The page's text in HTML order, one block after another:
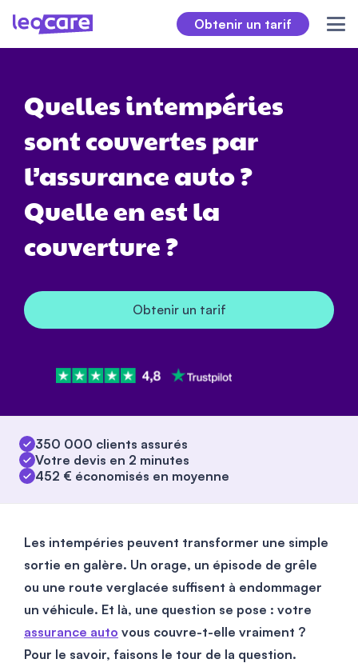
Obtenir un tarif
Quelles intempéries
sont couvertes par
l’assurance auto ?
Quelle en est la
couverture ?
Obtenir un tarif
350 000 clients assurés
Votre devis en 2 minutes
452 € économisés en moyenne
Les intempéries peuvent transformer une simple
sortie en galère. Un orage, un épisode de grêle
ou une route verglacée suffisent à endommager
un véhicule. Et là, une question se pose : votre
assurance auto vous couvre-t-elle vraiment ?
Pour le savoir, faisons le tour de la question.